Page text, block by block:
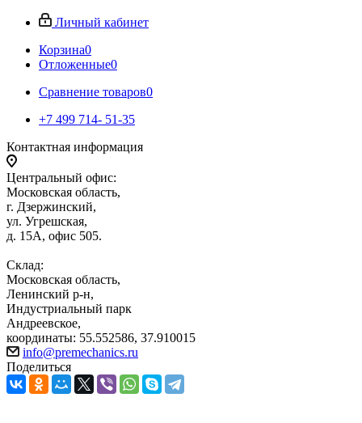
Личный кабинет
Корзина0
Отложенные0
Сравнение товаров0
+7 499 714- 51-35
Контактная информация
Центральный офис:
Московская область,
г. Дзержинский,
ул. Угрешская,
д. 15А, офис 505.
Склад:
Московская область,
Ленинский р-н,
Индустриальный парк
Андреевское,
координаты: 55.552586, 37.910015
info@premechanics.ru
Поделиться